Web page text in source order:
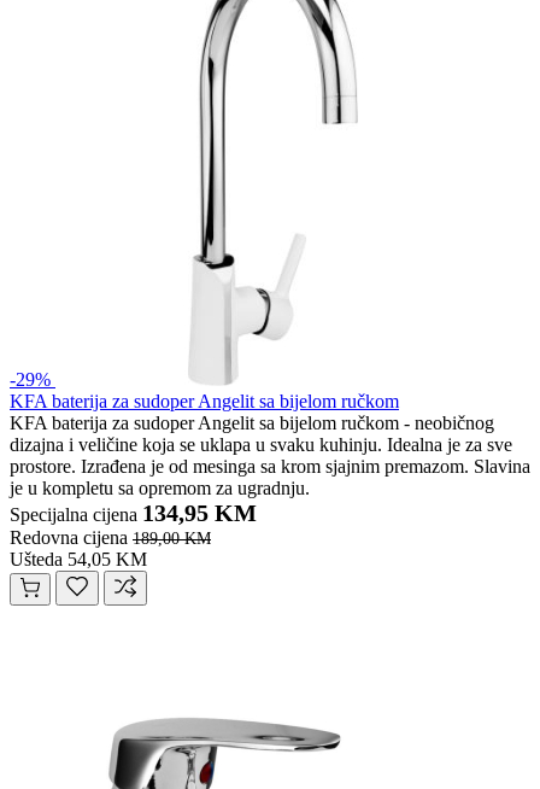
-29%
KFA baterija za sudoper Angelit sa bijelom ručkom
KFA baterija za sudoper Angelit sa bijelom ručkom - neobičnog
dizajna i veličine koja se uklapa u svaku kuhinju. Idealna je za sve
prostore. Izrađena je od mesinga sa krom sjajnim premazom. Slavina
je u kompletu sa opremom za ugradnju.
Specijalna cijena 134,95 KM
Redovna cijena 189,00 KM
Ušteda 54,05 KM